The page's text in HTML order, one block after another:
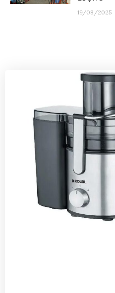
19/08/2025